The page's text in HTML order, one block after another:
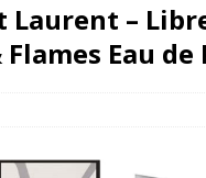
Laurent –
Eau